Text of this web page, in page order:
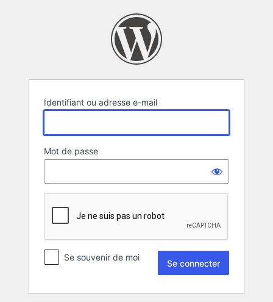
Identifiant ou adresse e-mail
Mot de passe
Se souvenir de moi